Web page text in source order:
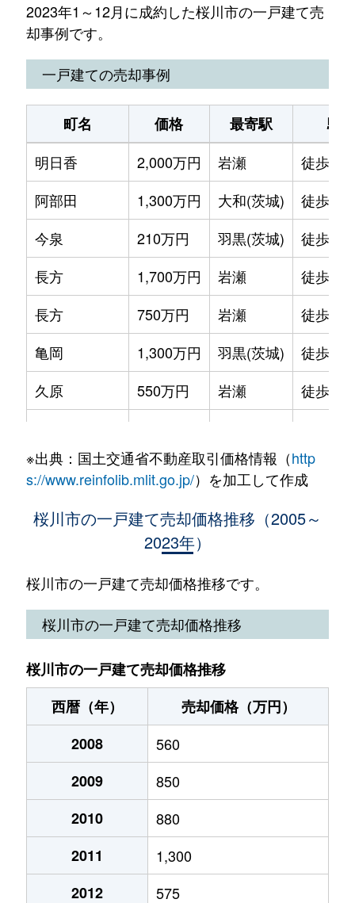
2023年1～12月に成約した桜川市の一戸建て売
却事例です。
一戸建ての売却事例
町名 価格 最寄駅
駅
明日香
2,000万円 岩瀬
徒歩9分
阿部田
1,300万円 大和(茨城)
徒歩45
今泉
210万円 羽黒(茨城)
徒歩45
長方
1,700万円 岩瀬
徒歩45
長方
750万円 岩瀬
徒歩45
亀岡
1,300万円 羽黒(茨城)
徒歩45
久原
550万円 岩瀬
徒歩45
高久
300万円 大和(茨城)
徒歩1
500万円
西飯岡
300万円 岩瀬
西小塙
100万円 羽黒(茨城)
真壁町椎尾
700万円 岩瀬
徒歩2
真壁町田
300万円 岩瀬
徒歩2
真壁町田
真壁町長岡
200万円
真壁町原方
300万円
※出典：国土交通省不動産取引価格情報（http
s://www.reinfolib.mlit.go.jp/）を加工して作成
桜川市の一戸建て売却価格推移（2005～
2023年）
桜川市の一戸建て売却価格推移です。
桜川市の一戸建て売却価格推移
桜川市の一戸建て売却価格推移
西暦（年）
売却価格（万円）
2008
560
2009
850
2010
880
2011
1,300
2012
575